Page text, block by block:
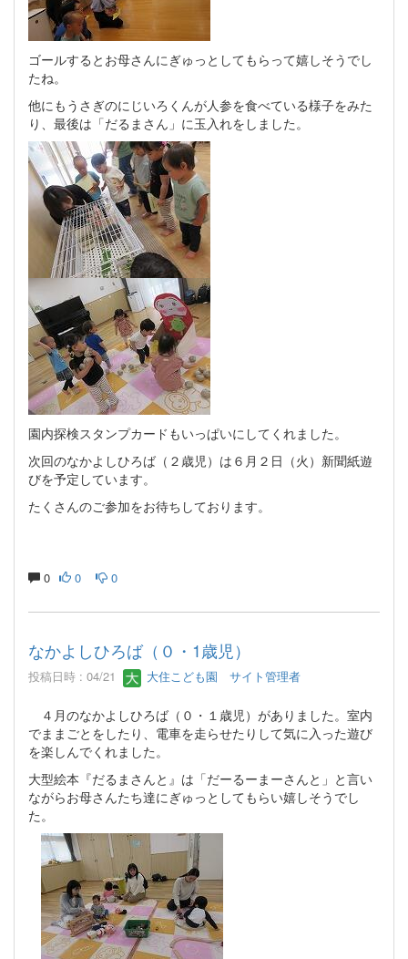
ゴールするとお母さんにぎゅっとしてもらって嬉しそうでし
たね。
他にもうさぎのにじいろくんが人参を食べている様子をみた
り、最後は「だるまさん」に玉入れをしました。
園内探検スタンプカードもいっぱいにしてくれました。
次回のなかよしひろば（２歳児）は６月２日（火）新聞紙遊
びを予定しています。
たくさんのご参加をお待ちしております。
0 0 0
なかよしひろば（０・1歳児）
投稿日時 : 04/21 大住こども園 サイト管理者
４月のなかよしひろば（０・１歳児）がありました。室内
でままごとをしたり、電車を走らせたりして気に入った遊び
を楽しんでくれました。
大型絵本『だるまさんと』は「だーるーまーさんと」と言い
ながらお母さんたち達にぎゅっとしてもらい嬉しそうでし
た。